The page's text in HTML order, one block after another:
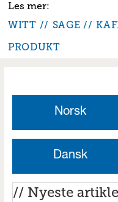
WITT SAGE
PRODUKT
Norsk
Dansk
// Nyeste